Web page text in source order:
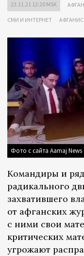
23.11.21 12:20 MSK
СМИ И ИНТЕРНЕТ
Фото с сайта Aamaj News
Командиры и
радикального
захватившего
от афганских
с ними свои
критических
угрожают